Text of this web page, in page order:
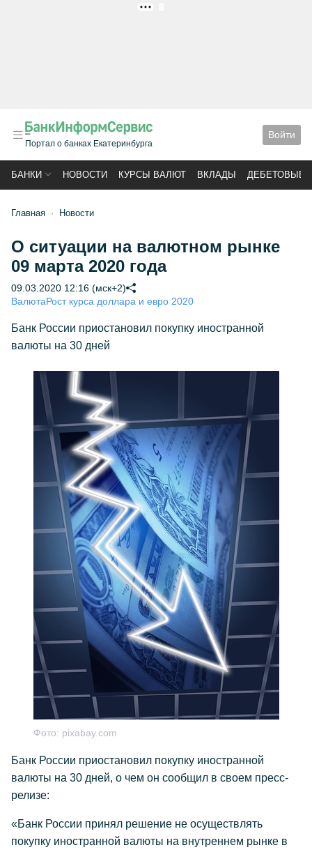
Портал о банках Екатеринбурга
Войти
БАНКИ НОВОСТИ КУРСЫ ВАЛЮТ ВКЛАДЫ ДЕБЕТОВЫЕ
Главная Новости
О ситуации на валютном рынке
09 марта 2020 года
09.03.2020 12:16 (мск+2)
ВалютаРост курса доллара и евро 2020
Банк России приостановил покупку иностранной
валюты на 30 дней
Фото: pixabay.com
Банк России приостановил покупку иностранной
валюты на 30 дней, о чем он сообщил в своем пресс-
релизе:
«Банк России принял решение не осуществлять
покупку иностранной валюты на внутреннем рынке в